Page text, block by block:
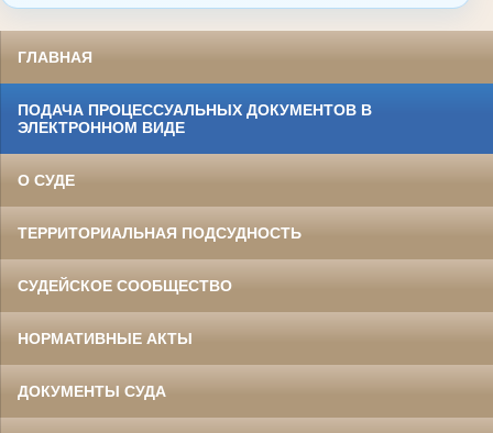
ГЛАВНАЯ
ПОДАЧА ПРОЦЕССУАЛЬНЫХ ДОКУМЕНТОВ В
ЭЛЕКТРОННОМ ВИДЕ
О СУДЕ
ТЕРРИТОРИАЛЬНАЯ ПОДСУДНОСТЬ
СУДЕЙСКОЕ СООБЩЕСТВО
НОРМАТИВНЫЕ АКТЫ
ДОКУМЕНТЫ СУДА